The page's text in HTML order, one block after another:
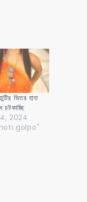
ভিতর হাত
চটকাচ্ছি
2024
golpo"